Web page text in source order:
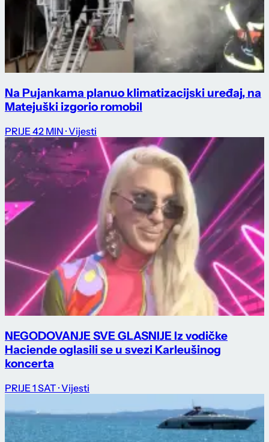
Na Pujankama planuo klimatizacijski uređaj, na
Matejuški izgorio romobil
PRIJE 42 MIN · Vijesti
NEGODOVANJE SVE GLASNIJE Iz vodičke
Haciende oglasili se u svezi Karleušinog
koncerta
PRIJE 1 SAT · Vijesti